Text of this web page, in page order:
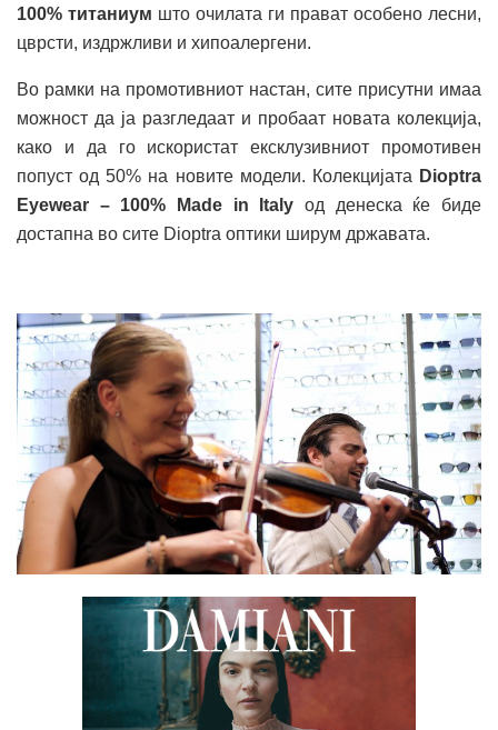
100% титаниум што очилата ги прават особено лесни,
цврсти, издржливи и хипоалергени.
Во рамки на промотивниот настан, сите присутни имаа
можност да ја разгледаат и пробаат новата колекција,
како и да го искористат ексклузивниот промотивен
попуст од 50% на новите модели. Колекцијата Dioptra
Eyewear – 100% Made in Italy од денеска ќе биде
достапна во сите Dioptra оптики ширум државата.